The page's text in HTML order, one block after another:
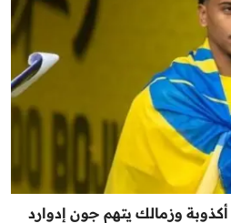
وزمالك يتهم جون إدوارد